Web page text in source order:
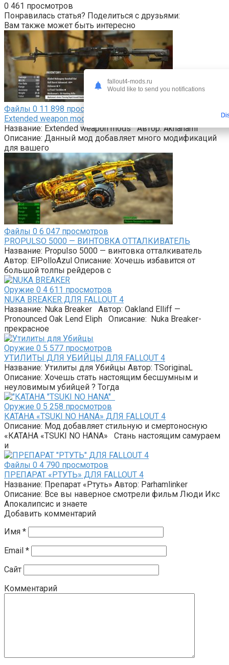
0 461 просмотров
Понравилась статья? Поделиться с друзьями:
Вам также может быть интересно
Файлы 0 11 898 просмотров
Extended weapon mods 1.7
Название: Extended weapon mods Автор: Akhanami
Описание: Данный мод добавляет много модификаций
для вашего
Файлы 0 6 047 просмотров
PROPULSO 5000 — ВИНТОВКА ОТТАЛКИВАТЕЛЬ
Название: Propulso 5000 — винтовка отталкиватель
Автор: ElPolloAzul Описание: Хочешь избавится от
большой толпы рейдеров с
Оружие 0 4 611 просмотров
NUKA BREAKER ДЛЯ FALLOUT 4
Название: Nuka Breaker Автор: Oakland Elliff —
Pronounced Oak Lend Eliph Описание: Nuka Breaker-
прекрасное
Оружие 0 5 577 просмотров
УТИЛИТЫ ДЛЯ УБИЙЦЫ ДЛЯ FALLOUT 4
Название: Утилиты для Убийцы Автор: TSoriginaL
Описание: Хочешь стать настоящим бесшумным и
неуловимым убийцей ? Тогда
Оружие 0 5 258 просмотров
КАТАНА «TSUKI NO HANA» ДЛЯ FALLOUT 4
Описание: Мод добавляет стильную и смертоносную
«КАТАНА «TSUKI NO HANA» Стань настоящим самураем
и
Файлы 0 4 790 просмотров
ПРЕПАРАТ «РТУТЬ» ДЛЯ FALLOUT 4
Название: Препарат «Ртуть» Автор: Parhamlinker
Описание: Все вы наверное смотрели фильм Люди Икс
Апокалипсис и знаете
Добавить комментарий
Имя *
Email *
Сайт
Комментарий
fallout4-mods.ru
Would like to send you notifications